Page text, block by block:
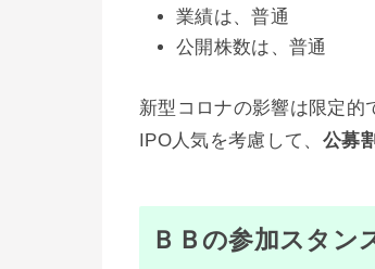
業績は、普通
公開株数は、普通
新型コロナの影響は限定的
IPO人気を考慮して、 公募
ＢＢの参加スタン